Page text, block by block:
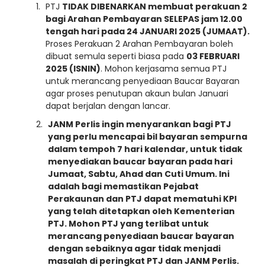
PTJ TIDAK DIBENARKAN membuat perakuan 2
bagi Arahan Pembayaran SELEPAS jam 12.00
tengah hari pada 24 JANUARI 2025 (JUMAAT).
Proses Perakuan 2 Arahan Pembayaran boleh
dibuat semula seperti biasa pada 03 FEBRUARI
2025 (ISNIN). Mohon kerjasama semua PTJ
untuk merancang penyediaan Baucar Bayaran
agar proses penutupan akaun bulan Januari
dapat berjalan dengan lancar.
JANM Perlis ingin menyarankan bagi PTJ
yang perlu mencapai bil bayaran sempurna
dalam tempoh 7 hari kalendar, untuk tidak
menyediakan baucar bayaran pada hari
Jumaat, Sabtu, Ahad dan Cuti Umum. Ini
adalah bagi memastikan Pejabat
Perakaunan dan PTJ dapat mematuhi KPI
yang telah ditetapkan oleh Kementerian
PTJ. Mohon PTJ yang terlibat untuk
merancang penyediaan baucar bayaran
dengan sebaiknya agar tidak menjadi
masalah di peringkat PTJ dan JANM Perlis.